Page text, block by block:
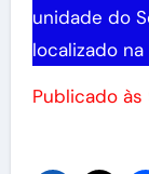
unidade do
localizado na
Publicado